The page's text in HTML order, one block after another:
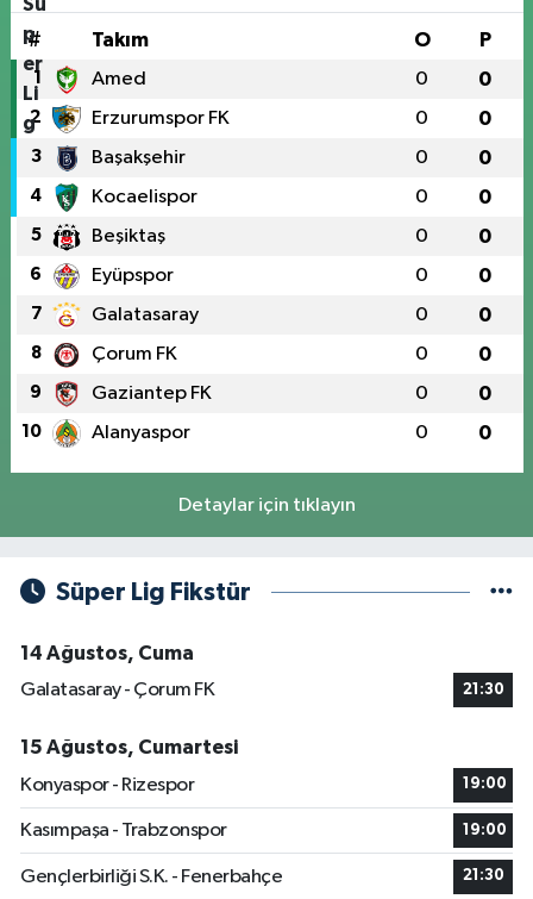
# Takım O P
1 Amed 0 0
2 Erzurumspor FK 0 0
3 Başakşehir 0 0
4 Kocaelispor 0 0
5 Beşiktaş 0 0
6 Eyüpspor 0 0
7 Galatasaray 0 0
8 Çorum FK 0 0
9 Gaziantep FK 0 0
10 Alanyaspor 0 0
Detaylar için tıklayın
Süper Lig Fikstür
14 Ağustos, Cuma
Galatasaray - Çorum FK
21:30
15 Ağustos, Cumartesi
Konyaspor - Rizespor
19:00
Kasımpaşa - Trabzonspor 19:00
Gençlerbirliği S.K. - Fenerbahçe 21:30